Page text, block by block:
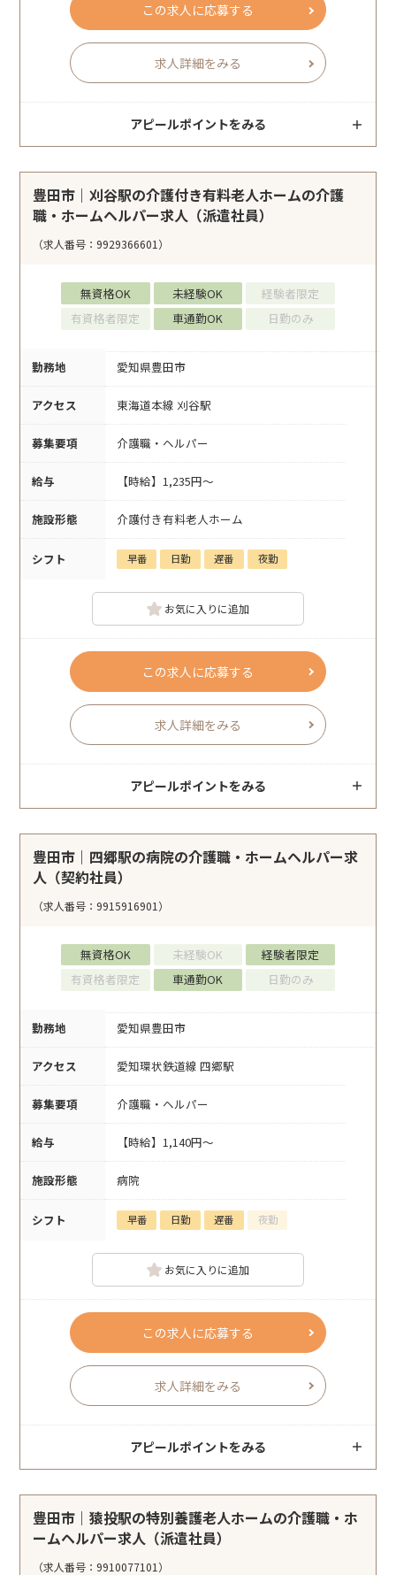
この求人に応募する
求人詳細をみる
アピールポイントをみる
豊田市｜刈谷駅の介護付き有料老人ホームの介護
職・ホームヘルパー求人（派遣社員）
（求人番号：9929366601）
無資格OK 未経験OK
経験者限定
有資格者限定
車通勤OK 日勤のみ
勤務地 愛知県豊田市
アクセス 東海道本線 刈谷駅
募集要項 介護職・ヘルパー
給与 【時給】1,235円～
施設形態 介護付き有料老人ホーム
シフト 早番 日勤 遅番 夜勤
お気に入りに追加
この求人に応募する
求人詳細をみる
アピールポイントをみる
豊田市｜四郷駅の病院の介護職・ホームヘルパー求
人（契約社員）
（求人番号：9915916901）
無資格OK 未経験OK
経験者限定
有資格者限定
車通勤OK 日勤のみ
勤務地 愛知県豊田市
アクセス 愛知環状鉄道線 四郷駅
募集要項 介護職・ヘルパー
給与 【時給】1,140円～
施設形態 病院
シフト 早番 日勤 遅番 夜勤
お気に入りに追加
この求人に応募する
求人詳細をみる
アピールポイントをみる
豊田市｜猿投駅の特別養護老人ホームの介護職・ホ
ームヘルパー求人（派遣社員）
（求人番号：9910077101）